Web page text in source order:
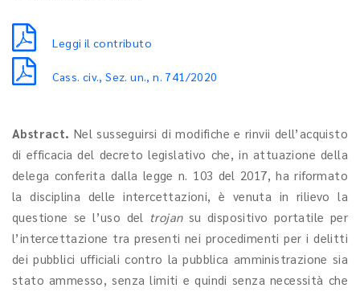
Leggi il contributo
Cass. civ., Sez. un., n. 741/2020
Abstract. Nel susseguirsi di modifiche e rinvii dell’acquisto
di efficacia del decreto legislativo che, in attuazione della
delega conferita dalla legge n. 103 del 2017, ha riformato
la disciplina delle intercettazioni, è venuta in rilievo la
questione se l’uso del trojansu dispositivo portatile per
l’intercettazione tra presenti nei procedimenti per i delitti
dei pubblici ufficiali contro la pubblica amministrazione sia
stato ammesso, senza limiti e quindi senza necessità che